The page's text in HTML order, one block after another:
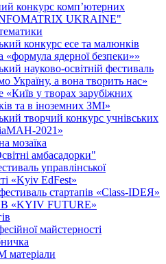
конкурс комп’ютерних
UKRAINE"
конкурс есе та малюнків
«формула ядерної безпеки»»
науково-освітній фестиваль
Україну, а вона творить нас»
«Київ у творах зарубіжних
та в іноземних ЗМІ»
творчий конкурс учнівських
2021»
мозаїка
амбасадорки"
управлінської
«Kyiv EdFest»
стартапів «Class-IDEЯ»
«KYIV FUTURE»
майстерності
матеріали